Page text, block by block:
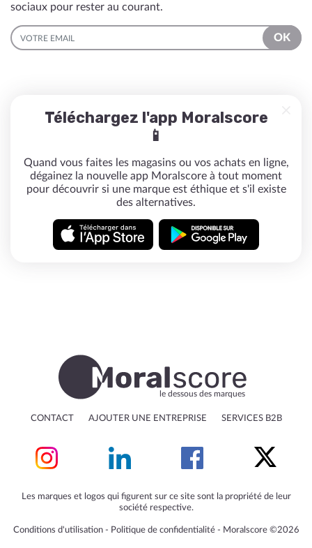
sociaux pour rester au courant.
EMAIL
OK
Téléchargez l'app Moralscore
📱
Quand vous faites les magasins ou vos achats en ligne,
dégainez la nouvelle app Moralscore à tout moment
pour découvrir si une marque est éthique et s'il existe
des alternatives.
le dessous des marques
CONTACT AJOUTER UNE ENTREPRISE SERVICES B2B
Les marques et logos qui figurent sur ce site sont la propriété de leur
société respective.
Conditions d'utilisation‐ Politique de confidentialité‐ Moralscore ©2026